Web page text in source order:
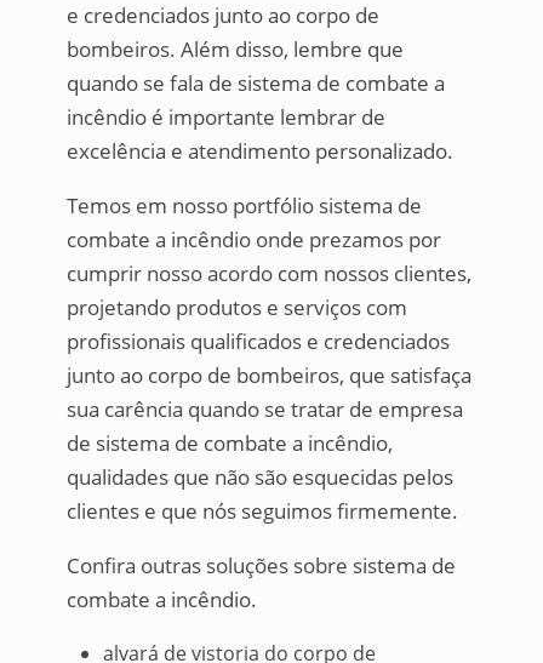
e credenciados junto ao corpo de
bombeiros. Além disso, lembre que
quando se fala de sistema de combate a
incêndio é importante lembrar de
excelência e atendimento personalizado.
Temos em nosso portfólio sistema de
combate a incêndio onde prezamos por
cumprir nosso acordo com nossos clientes,
projetando produtos e serviços com
profissionais qualificados e credenciados
junto ao corpo de bombeiros, que satisfaça
sua carência quando se tratar de empresa
de sistema de combate a incêndio,
qualidades que não são esquecidas pelos
clientes e que nós seguimos firmemente.
Confira outras soluções sobre sistema de
combate a incêndio.
alvará de vistoria do corpo de